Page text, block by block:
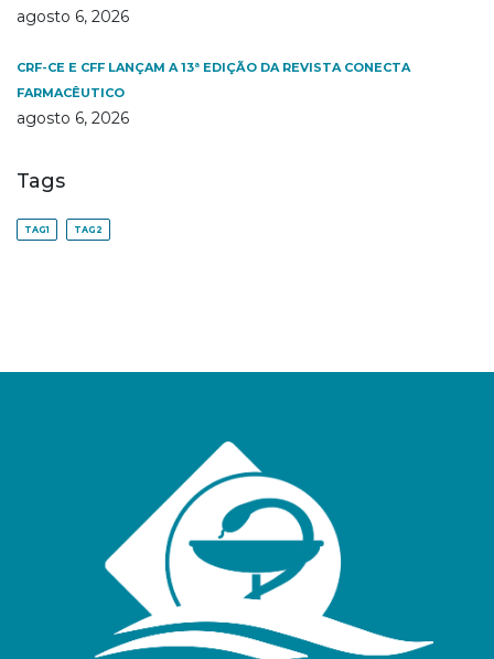
agosto 6, 2026
CRF-CE E CFF LANÇAM A 13ª EDIÇÃO DA REVISTA CONECTA
FARMACÊUTICO
agosto 6, 2026
Tags
TAG1 TAG2